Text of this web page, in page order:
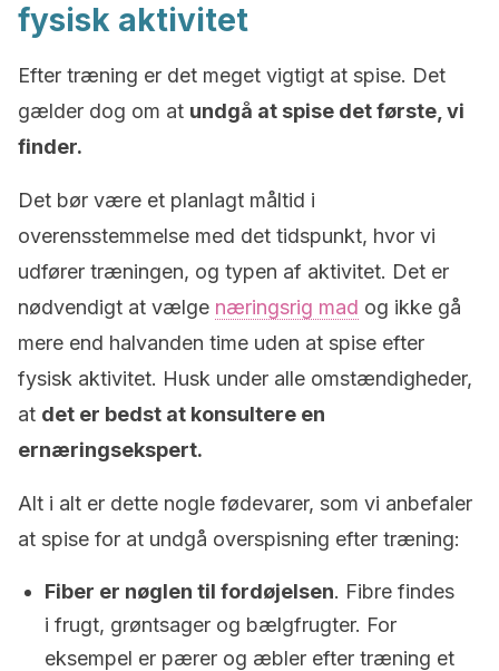
fysisk aktivitet
Efter træning er det meget vigtigt at spise. Det
gælder dog om at undgå at spise det første, vi
finder.
Det bør være et planlagt måltid i
overensstemmelse med det tidspunkt, hvor vi
udfører træningen, og typen af aktivitet. Det er
nødvendigt at vælge næringsrig mad og ikke gå
mere end halvanden time uden at spise efter
fysisk aktivitet. Husk under alle omstændigheder,
at det er bedst at konsultere en
ernæringsekspert.
Alt i alt er dette nogle fødevarer, som vi anbefaler
at spise for at undgå overspisning efter træning:
Fiber er nøglen til fordøjelsen. Fibre findes
i frugt, grøntsager og bælgfrugter. For
eksempel er pærer og æbler efter træning et